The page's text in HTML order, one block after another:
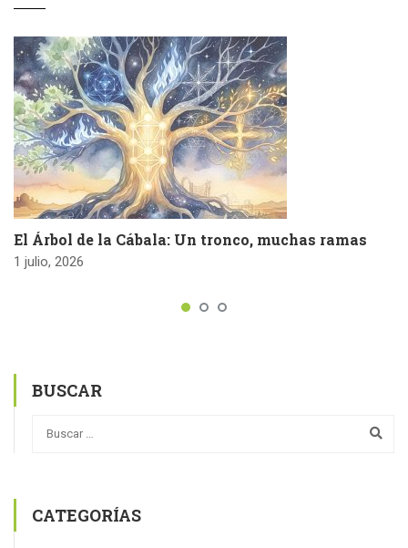
El Árbol de la Cábala: Un tronco, muchas ramas
1 julio, 2026
BUSCAR
CATEGORÍAS